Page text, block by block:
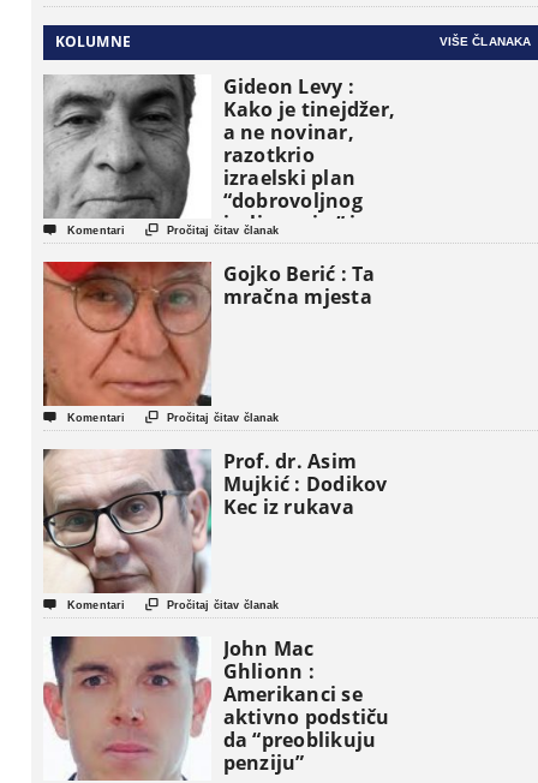
KOLUMNE VIŠE ČLANAKA
Gideon Levy :
Kako je tinejdžer,
a ne novinar,
razotkrio
izraelski plan
“dobrovoljnog
iseljavanja ” iz
Gaze
 Komentari  Pročitaj čitav članak
Gojko Berić : Ta
mračna mjesta
 Komentari  Pročitaj čitav članak
Prof. dr. Asim
Mujkić : Dodikov
Kec iz rukava
 Komentari  Pročitaj čitav članak
John Mac
Ghlionn :
Amerikanci se
aktivno podstiču
da “preoblikuju
penziju”